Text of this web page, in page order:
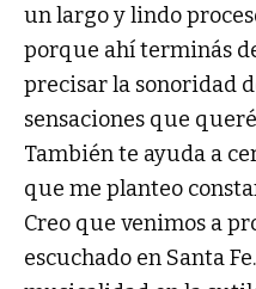
un largo y lindo
porque ahí terminás
precisar la sonoridad
sensaciones que
También te ayuda a
que me planteo
Creo que venimos a
escuchado en Santa